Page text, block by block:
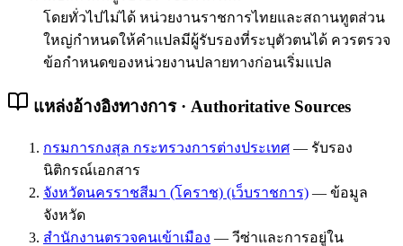
โดยทั่วไปไม่ได้ หน่วยงานราชการไทยและสถานทูตส่วน
ใหญ่กำหนดให้คำแปลมีผู้รับรองที่ระบุตัวตนได้ ควรตรวจ
ข้อกำหนดของหน่วยงานปลายทางก่อนเริ่มแปล
แหล่งอ้างอิงทางการ · Authoritative Sources
กรมการกงสุล กระทรวงการต่างประเทศ — รับรอง
นิติกรณ์เอกสาร
จังหวัดนครราชสีมา (โคราช) (เว็บราชการ) — ข้อมูล
จังหวัด
สำนักงานตรวจคนเข้าเมือง — วีซ่าและการอยู่ใน